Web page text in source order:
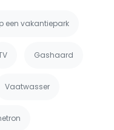
een vakantiepark
Gashaard
Vaatwasser